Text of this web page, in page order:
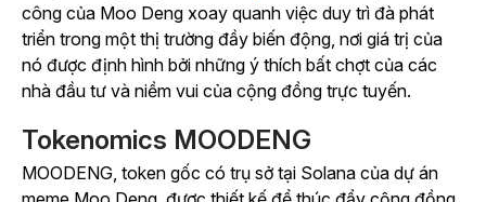
công của Moo Deng xoay quanh việc duy trì đà phát
triển trong một thị trường đầy biến động, nơi giá trị của
nó được định hình bởi những ý thích bất chợt của các
nhà đầu tư và niềm vui của cộng đồng trực tuyến.
Tokenomics MOODENG
MOODENG, token gốc có trụ sở tại Solana của dự án